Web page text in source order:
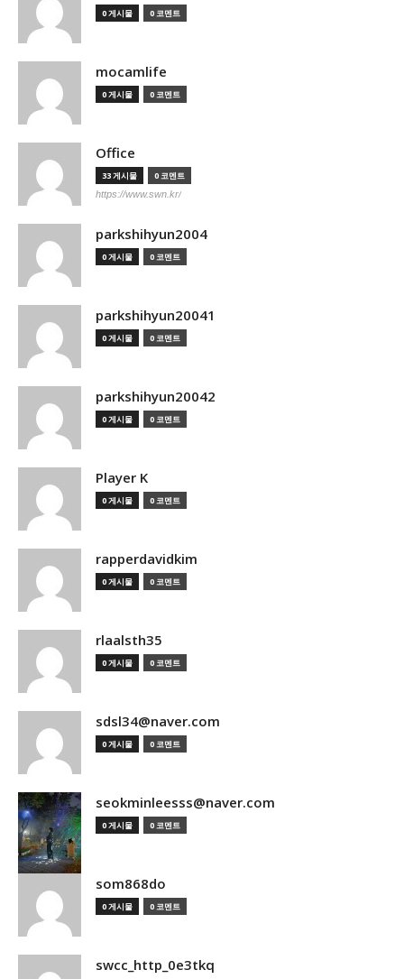
0 게시물 0 코멘트
mocamlife
0 게시물 0 코멘트
Office
33 게시물 0 코멘트
https://www.swn.kr/
parkshihyun2004
0 게시물 0 코멘트
parkshihyun20041
0 게시물 0 코멘트
parkshihyun20042
0 게시물 0 코멘트
Player K
0 게시물 0 코멘트
rapperdavidkim
0 게시물 0 코멘트
rlaalsth35
0 게시물 0 코멘트
sdsl34@naver.com
0 게시물 0 코멘트
seokminleesss@naver.com
0 게시물 0 코멘트
som868do
0 게시물 0 코멘트
swcc_http_0e3tkq